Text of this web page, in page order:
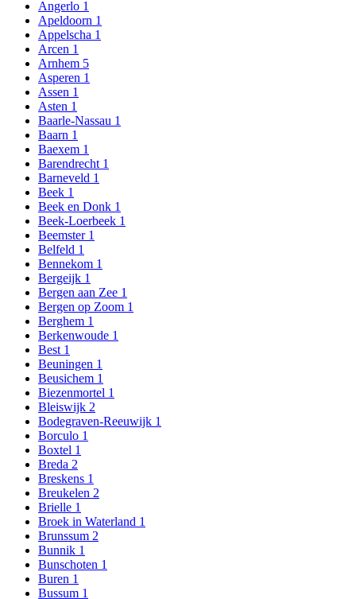
Angerlo 1
Apeldoorn 1
Appelscha 1
Arcen 1
Arnhem 5
Asperen 1
Assen 1
Asten 1
Baarle-Nassau 1
Baarn 1
Baexem 1
Barendrecht 1
Barneveld 1
Beek 1
Beek en Donk 1
Beek-Loerbeek 1
Beemster 1
Belfeld 1
Bennekom 1
Bergeijk 1
Bergen aan Zee 1
Bergen op Zoom 1
Berghem 1
Berkenwoude 1
Best 1
Beuningen 1
Beusichem 1
Biezenmortel 1
Bleiswijk 2
Bodegraven-Reeuwijk 1
Borculo 1
Boxtel 1
Breda 2
Breskens 1
Breukelen 2
Brielle 1
Broek in Waterland 1
Brunssum 2
Bunnik 1
Bunschoten 1
Buren 1
Bussum 1